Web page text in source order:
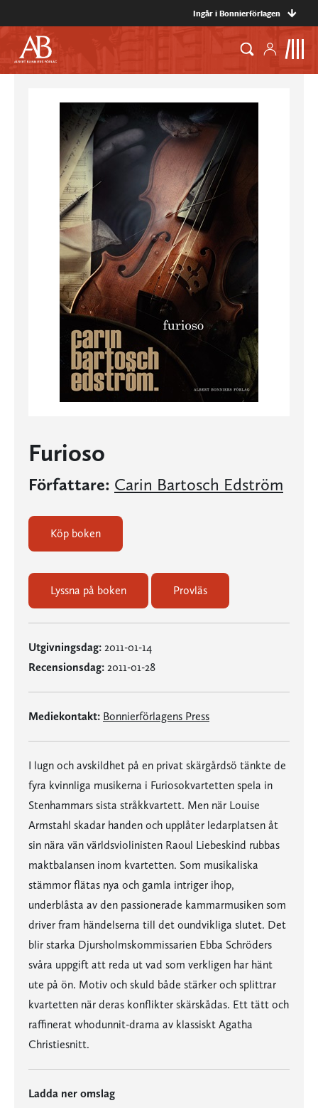
Ingår i Bonnierförlagen
Furioso
Författare: Carin Bartosch Edström
Köp boken
Lyssna på boken Provläs
Utgivningsdag: 2011-01-14
Recensionsdag: 2011-01-28
Mediekontakt: Bonnierförlagens Press
I lugn och avskildhet på en privat skärgårdsö tänkte de
fyra kvinnliga musikerna i Furiosokvartetten spela in
Stenhammars sista stråkkvartett. Men när Louise
Armstahl skadar handen och upplåter ledarplatsen åt
sin nära vän världsviolinisten Raoul Liebeskind rubbas
maktbalansen inom kvartetten. Som musikaliska
stämmor flätas nya och gamla intriger ihop,
underblåsta av den passionerade kammarmusiken som
driver fram händelserna till det oundvikliga slutet. Det
blir starka Djursholmskommissarien Ebba Schröders
svåra uppgift att reda ut vad som verkligen har hänt
ute på ön. Motiv och skuld både stärker och splittrar
kvartetten när deras konflikter skärskådas. Ett tätt och
raffinerat whodunnit-drama av klassiskt Agatha
Christiesnitt.
Ladda ner omslag